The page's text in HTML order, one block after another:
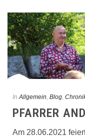
In Allgemein Blog
PFARRER
Am 28.06.2021